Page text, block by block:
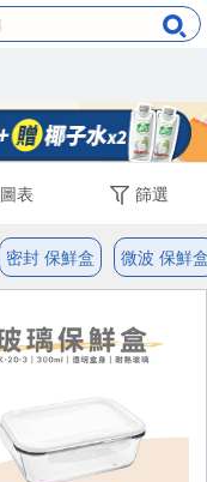
圖表 篩選
密封 保鮮盒 微波 保鮮